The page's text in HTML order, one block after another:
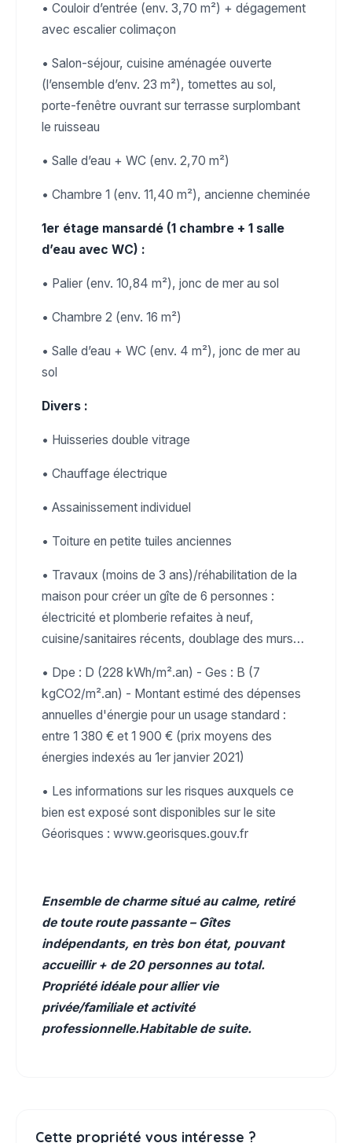
• Couloir d’entrée (env. 3,70 m²) + dégagement
avec escalier colimaçon
• Salon-séjour, cuisine aménagée ouverte
(l’ensemble d’env. 23 m²), tomettes au sol,
porte-fenêtre ouvrant sur terrasse surplombant
le ruisseau
• Salle d’eau + WC (env. 2,70 m²)
• Chambre 1 (env. 11,40 m²), ancienne cheminée
1er étage mansardé (1 chambre + 1 salle
d’eau avec WC) :
• Palier (env. 10,84 m²), jonc de mer au sol
• Chambre 2 (env. 16 m²)
• Salle d’eau + WC (env. 4 m²), jonc de mer au
sol
Divers :
• Huisseries double vitrage
• Chauffage électrique
• Assainissement individuel
• Toiture en petite tuiles anciennes
• Travaux (moins de 3 ans)/réhabilitation de la
maison pour créer un gîte de 6 personnes :
électricité et plomberie refaites à neuf,
cuisine/sanitaires récents, doublage des murs…
• Dpe : D (228 kWh/m².an) - Ges : B (7
kgCO2/m².an) - Montant estimé des dépenses
annuelles d'énergie pour un usage standard :
entre 1 380 € et 1 900 € (prix moyens des
énergies indexés au 1er janvier 2021)
• Les informations sur les risques auxquels ce
bien est exposé sont disponibles sur le site
Géorisques : www.georisques.gouv.fr
Ensemble de charme situé au calme, retiré
de toute route passante – Gîtes
indépendants, en très bon état, pouvant
accueillir + de 20 personnes au total.
Propriété idéale pour allier vie
privée/familiale et activité
professionnelle.Habitable de suite.
Cette propriété vous intéresse ?